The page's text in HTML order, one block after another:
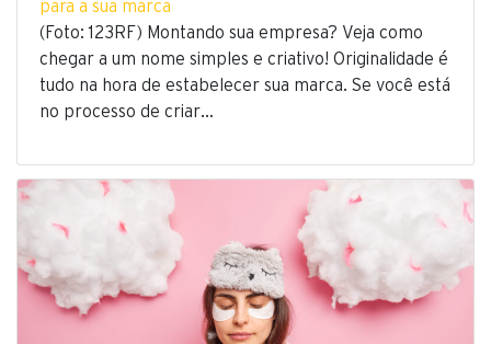
para a sua marca
(Foto: 123RF) Montando sua empresa? Veja como
chegar a um nome simples e criativo! Originalidade é
tudo na hora de estabelecer sua marca. Se você está
no processo de criar…